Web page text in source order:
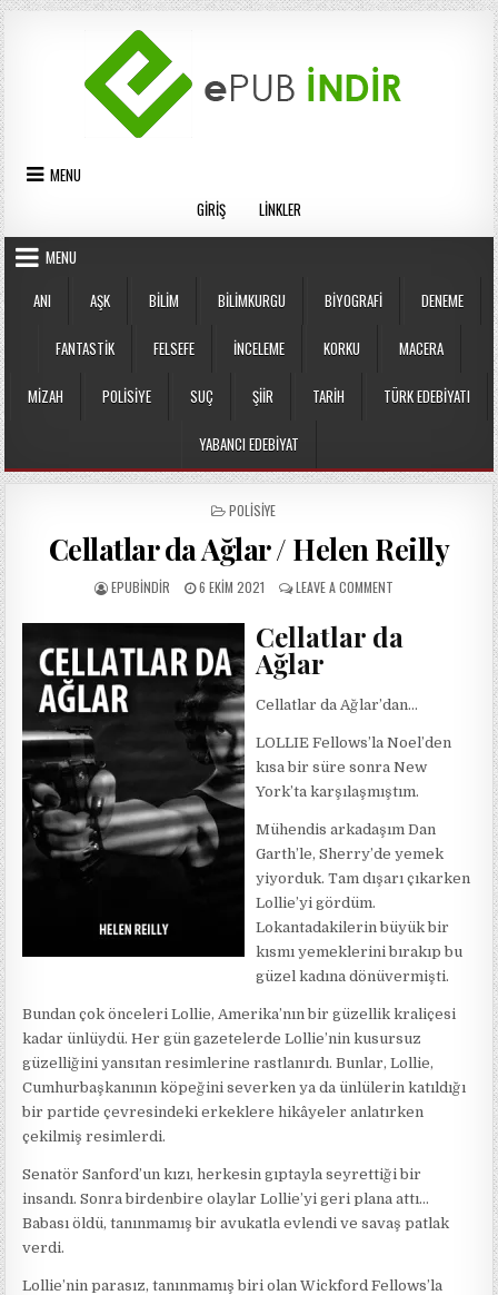
Skip
to
content
MENU
GIRIŞ
LINKLER
MENU
ANI
AŞK BILIM BILIMKURGU BIYOGRAFI DENEME
FANTASTIK FELSEFE İNCELEME KORKU MACERA
MIZAH POLISIYE SUÇ ŞIIR TARIH TÜRK EDEBIYATI
YABANCI EDEBIYAT
POSTED
POLISIYE
Cellatlar da Ağlar / Helen Reilly
AUTHOR:
EPUBINDIR
PUBLISHED
6 EKIM 2021 LEAVE A COMMENTON
AĞLAR
REILLY
Cellatlar da
Ağlar
Cellatlar da Ağlar’dan…
LOLLIE Fellows’la Noel’den
kısa bir süre sonra New
York’ta karşılaşmıştım.
Mühendis arkadaşım Dan
Garth’le, Sherry’de yemek
yiyorduk. Tam dışarı çıkarken
Lollie’yi gördüm.
Lokantadakilerin büyük bir
kısmı yemeklerini bırakıp bu
güzel kadına dönüvermişti.
Bundan çok önceleri Lollie, Amerika’nın bir güzellik kraliçesi
kadar ünlüydü. Her gün gazetelerde Lollie’nin kusursuz
güzelliğini yansıtan resimlerine rastlanırdı. Bunlar, Lollie,
Cumhurbaşkanının köpeğini severken ya da ünlülerin katıldığı
bir partide çevresindeki erkeklere hikâyeler anlatırken
çekilmiş resimlerdi.
Senatör Sanford’un kızı, herkesin gıptayla seyrettiği bir
insandı. Sonra birdenbire olaylar Lollie’yi geri plana attı…
Babası öldü, tanınmamış bir avukatla evlendi ve savaş patlak
verdi.
Lollie’nin parasız, tanınmamış biri olan Wickford Fellows’la